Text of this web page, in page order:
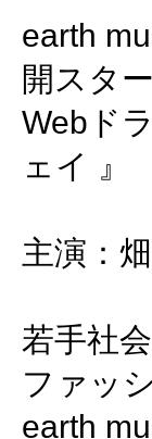
earth
開スタ
Webド
ェイ 』
主演：
若手社
ファッ
earth